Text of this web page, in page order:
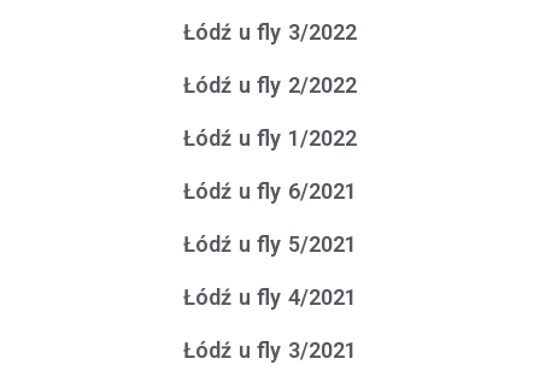
Łódź u fly 3/2022
Łódź u fly 2/2022
Łódź u fly 1/2022
Łódź u fly 6/2021
Łódź u fly 5/2021
Łódź u fly 4/2021
Łódź u fly 3/2021